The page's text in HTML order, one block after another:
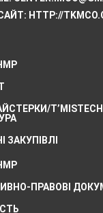
HTTP://
ПРАВОВІ
ЗАКУПІВЛІ